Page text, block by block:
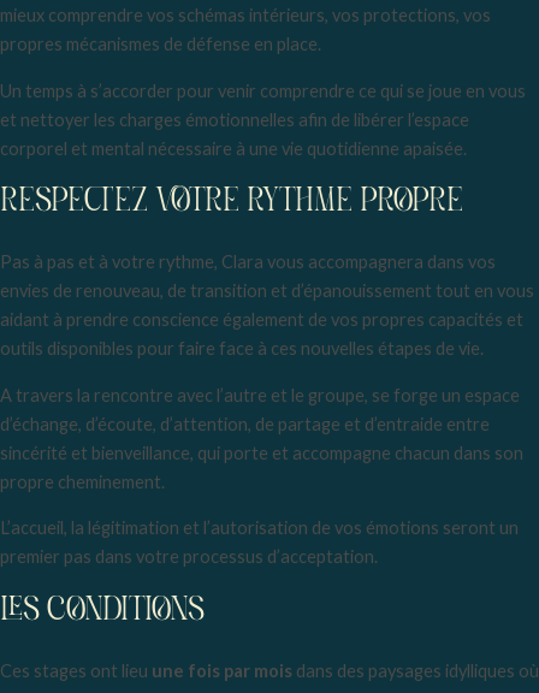
mieux comprendre vos schémas intérieurs, vos protections, vos
propres mécanismes de défense en place.
Un temps à s’accorder pour venir comprendre ce qui se joue en vous
et nettoyer les charges émotionnelles afin de libérer l’espace
corporel et mental nécessaire à une vie quotidienne apaisée.
RESPECTEZ VOTRE RYTHME PROPRE
Pas à pas et à votre rythme, Clara vous accompagnera dans vos
envies de renouveau, de transition et d’épanouissement tout en vous
aidant à prendre conscience également de vos propres capacités et
outils disponibles pour faire face à ces nouvelles étapes de vie.
A travers la rencontre avec l’autre et le groupe, se forge un espace
d’échange, d’écoute, d’attention, de partage et d’entraide entre
sincérité et bienveillance, qui porte et accompagne chacun dans son
propre cheminement.
L’accueil, la légitimation et l’autorisation de vos émotions seront un
premier pas dans votre processus d’acceptation.
LES CONDITIONS
Ces stages ont lieu une fois par mois dans des paysages idylliques où